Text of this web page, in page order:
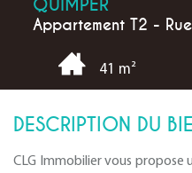
QUIMPER
Appartement T2 -
41 m²
DESCRIPTION DU
CLG Immobilier vous